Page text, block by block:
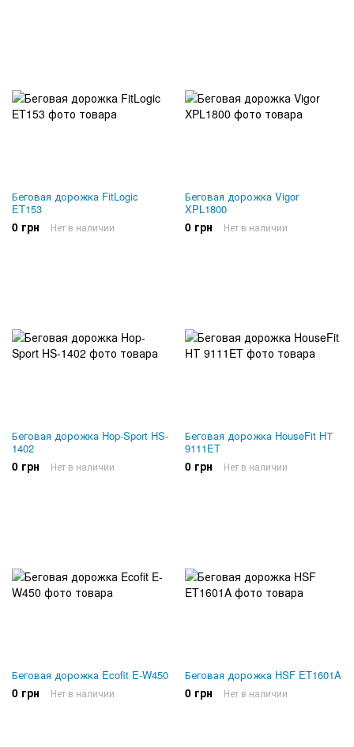
Беговая дорожка FitLogic
ET153
0 грн Нет в наличии
Беговая дорожка Vigor
XPL1800
0 грн Нет в наличии
Беговая дорожка Hop-Sport HS-
1402
0 грн Нет в наличии
Беговая дорожка HouseFit HТ
9111ET
0 грн Нет в наличии
Беговая дорожка Ecofit E-W450
0 грн Нет в наличии
Беговая дорожка HSF ET1601A
0 грн Нет в наличии